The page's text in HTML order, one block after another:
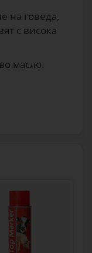
на говеда,
с висока
масло.